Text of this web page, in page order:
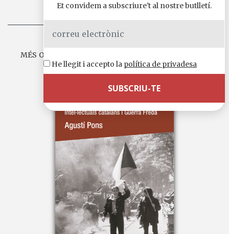
MÉS OBRES DE AGUSTÍ PONS A EDICIONS DE 1984
Et convidem a subscriure't al nostre butlletí.
He llegit i accepto la política de privadesa